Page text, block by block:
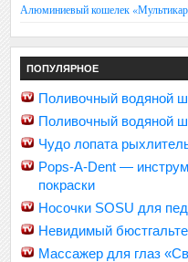
Алюминиевый кошелек
ПОПУЛЯРНОЕ
Поливочный водяной
Поливочный водяной
Чудо лопата
Pops-A-Dent —
покраски
Носочки SOSU для
Невидимый
Массажер для глаз